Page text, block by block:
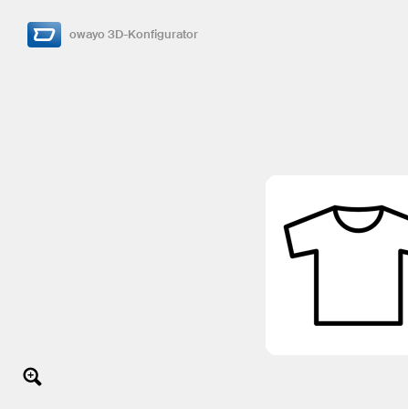
owayo 3D-Konfigurator